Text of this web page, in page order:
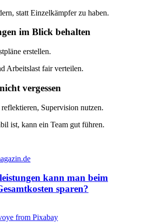
statt Einzelkämpfer zu haben.
im Blick behalten
erstellen.
Arbeitslast fair verteilen.
vergessen
Supervision nutzen.
ist, kann ein Team gut führen.
kann man beim
sparen?